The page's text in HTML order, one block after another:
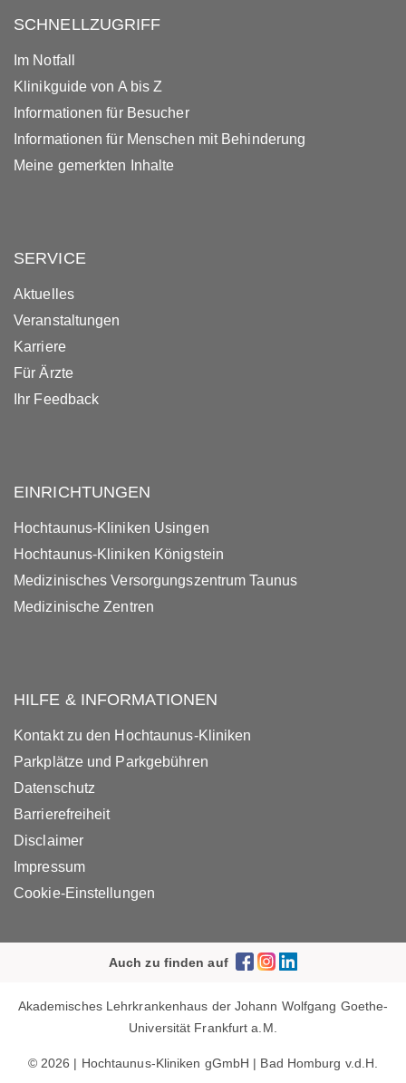
SCHNELLZUGRIFF
Im Notfall
Klinikguide von A bis Z
Informationen für Besucher
Informationen für Menschen mit Behinderung
Meine gemerkten Inhalte
SERVICE
Aktuelles
Veranstaltungen
Karriere
Für Ärzte
Ihr Feedback
EINRICHTUNGEN
Hochtaunus-Kliniken Usingen
Hochtaunus-Kliniken Königstein
Medizinisches Versorgungszentrum Taunus
Medizinische Zentren
HILFE & INFORMATIONEN
Kontakt zu den Hochtaunus-Kliniken
Parkplätze und Parkgebühren
Datenschutz
Barrierefreiheit
Disclaimer
Impressum
Cookie-Einstellungen
Auch zu finden auf
Akademisches Lehrkrankenhaus der Johann Wolfgang Goethe-
Universität Frankfurt a.M.
© 2026 | Hochtaunus-Kliniken gGmbH | Bad Homburg v.d.H.